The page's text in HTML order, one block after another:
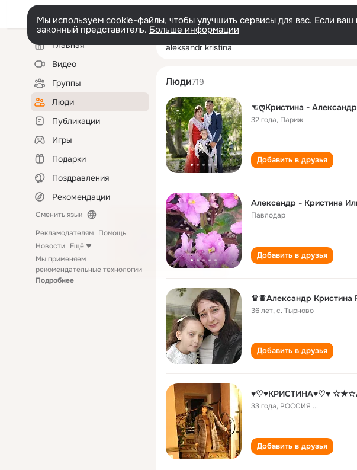
Мы используем cookie-файлы, чтобы улучшить сервисы для вас. Если
законный представитель. Больше информации
Левая
колонкаГлавная
Видео
Группы
Люди
Публикации
Игры
Подарки
Поздравления
Рекомендации
Сменить язык
Рекламодателям Помощь
Новости Ещё
Мы применяем
рекомендательные технологии
Подробнее
aleksandr kristina
Люди719
☜ღКристина -
32 года, Париж
Добавить в друзья
Александр - Кристина
Павлодар
Добавить в друзья
♛♛Александр Кристина
36 лет,c. Тырново
Добавить в друзья
♥♡♥КРИСТИНА♥♡♥
33 года, РОССИЯ ...
Добавить в друзья